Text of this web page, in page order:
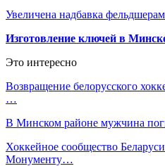
Увеличена надбавка
Изготовление ключей в
Это интересно
Возвращение белорусского
…
В Минском районе мужчина
Хоккейное сообщество
Монументу…